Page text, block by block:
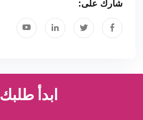
شارك على:
ابدأ طلبك